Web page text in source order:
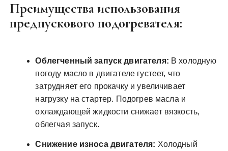
Преимущества использования
предпускового подогревателя:
Облегченный запуск двигателя: В холодную
погоду масло в двигателе густеет, что
затрудняет его прокачку и увеличивает
нагрузку на стартер. Подогрев масла и
охлаждающей жидкости снижает вязкость,
облегчая запуск.
Снижение износа двигателя: Холодный